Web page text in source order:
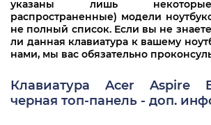
указаны лишь
распространенные) модели
не полный список. Если вы не
ли данная клавиатура к вашему
нами, мы вас обязательно
Клавиатура Acer Aspire
черная топ-панель - доп.